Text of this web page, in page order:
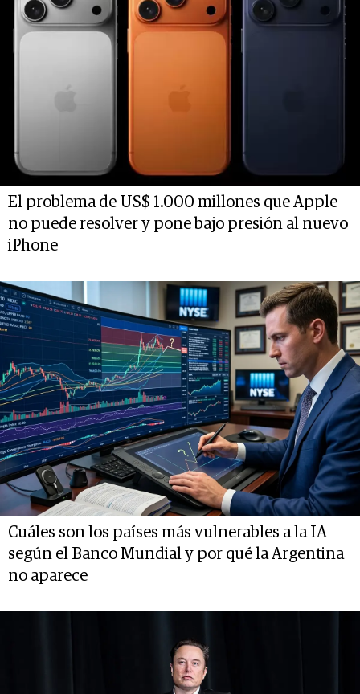
El problema de US$ 1.000 millones que Apple
no puede resolver y pone bajo presión al nuevo
iPhone
Cuáles son los países más vulnerables a la IA
según el Banco Mundial y por qué la Argentina
no aparece